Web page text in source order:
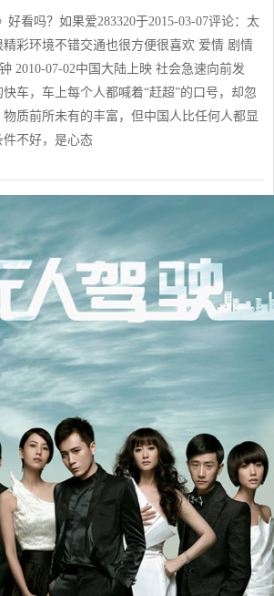
好看吗？如果爱283320于2015-03-07评论：太
彩环境不错交通也很方便很喜欢 爱情 剧情
2010-07-02中国大陆上映 社会急速向前发
车，车上每个人都喊着“赶超”的口号，却忽
质前所未有的丰富，但中国人比任何人都显
不好，是心态